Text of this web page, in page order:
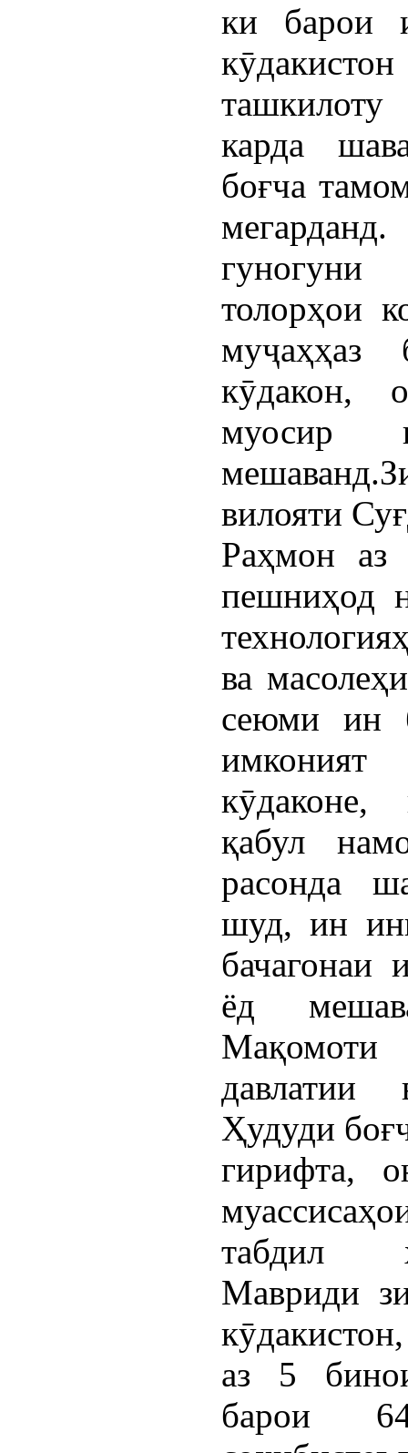
ки барои
ташкилоту
карда
боғча
гуногуни
толорҳои
муҷаҳҳаз
кӯдакон,
муосир
вилояти
Раҳмон аз
пешниҳод
ва
сеюми ин
кӯдаконе,
қабул
расонда
шуд, ин
бачагонаи
ёд
давлатии
Ҳудуди
гирифта,
табдил
Мавриди
аз 5
барои